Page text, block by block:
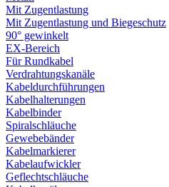
Mit Zugentlastung
Mit Zugentlastung und Biegeschutz
90° gewinkelt
EX-Bereich
Für Rundkabel
Verdrahtungskanäle
Kabeldurchführungen
Kabelhalterungen
Kabelbinder
Spiralschläuche
Gewebebänder
Kabelmarkierer
Kabelaufwickler
Geflechtschläuche